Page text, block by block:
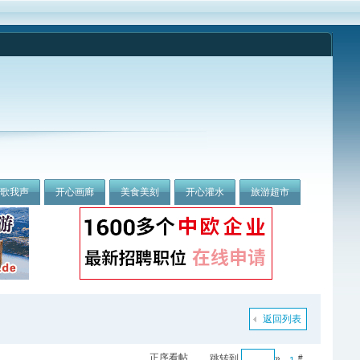
我声 开心画廊 美食美刻 开心灌水 旅游超市
返回列表
#
正序看帖